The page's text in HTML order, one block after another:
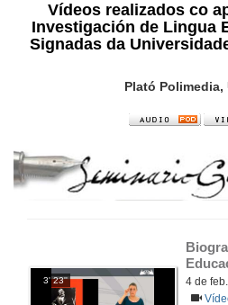
Vídeos realizados co
Investigación de Lingua
Signadas da
Plató Polimedia,
3' 23''
4 de